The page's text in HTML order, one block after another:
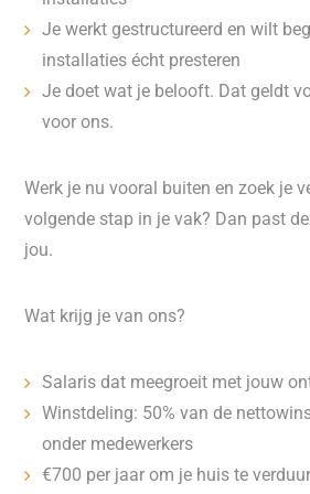
Je werkt gestructureerd en wilt
installaties écht presteren
Je doet wat je belooft. Dat geldt
voor ons.
Werk je nu vooral buiten en zoek je
volgende stap in je vak? Dan past
jou.
Wat krijg je van ons?
Salaris dat meegroeit met jouw
Winstdeling: 50% van de
onder medewerkers
€700 per jaar om je huis te